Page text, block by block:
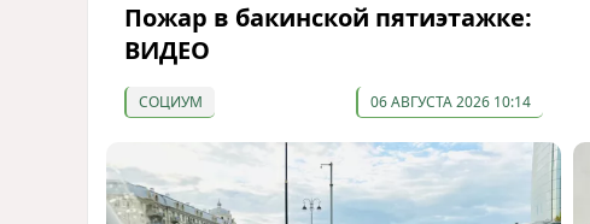
Пожар в бакинской пятиэтажке:
ВИДЕО
СОЦИУМ 06 АВГУСТА 2026 10:14